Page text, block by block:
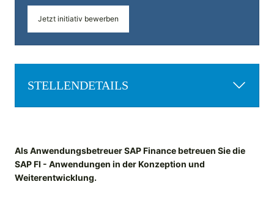
Jetzt initiativ bewerben
STELLENDETAILS
Als Anwendungsbetreuer SAP Finance betreuen Sie die
SAP FI - Anwendungen in der Konzeption und
Weiterentwicklung.